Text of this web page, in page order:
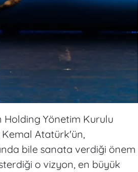
Holding Yönetim Kurulu
Kemal Atatürk'ün,
bile sanata verdiği önem
o vizyon, en büyük